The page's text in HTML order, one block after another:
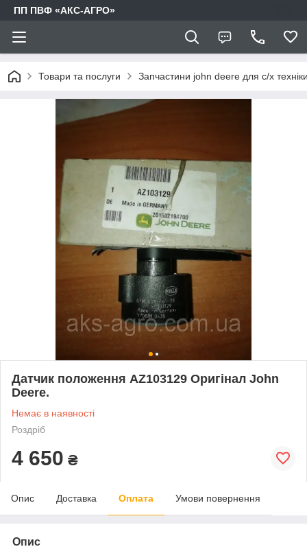
ПП ПВФ «АКС-АГРО»
Товари та послуги Запчастини john deere для с/х
Датчик положення AZ103129 Оригінал John
Deere.
Немає в наявності
Роздріб
4 650 ₴
Опис Доставка Оплата Умови повернення
Опис